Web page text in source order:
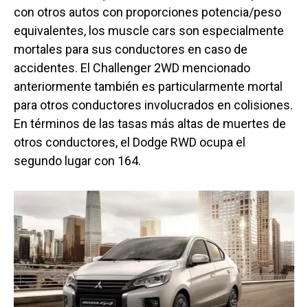
con otros autos con proporciones potencia/peso
equivalentes, los muscle cars son especialmente
mortales para sus conductores en caso de
accidentes. El Challenger 2WD mencionado
anteriormente también es particularmente mortal
para otros conductores involucrados en colisiones.
En términos de las tasas más altas de muertes de
otros conductores, el Dodge RWD ocupa el
segundo lugar con 164.